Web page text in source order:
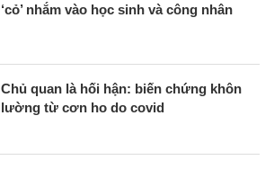
‘cỏ’ nhắm vào học sinh và công nhân
Chủ quan là hối hận: biến chứng khôn
lường từ cơn ho do covid